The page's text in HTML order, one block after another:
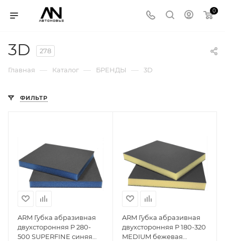
0
3D 278
Главная — Каталог — БРЕНДЫ — 3D
ФИЛЬТР
ARM Губка абразивная
двухсторонняя P 280-
500 SUPERFINE синяя
ARM Губка абразивная
двухсторонняя P 180-320
MEDIUM бежевая